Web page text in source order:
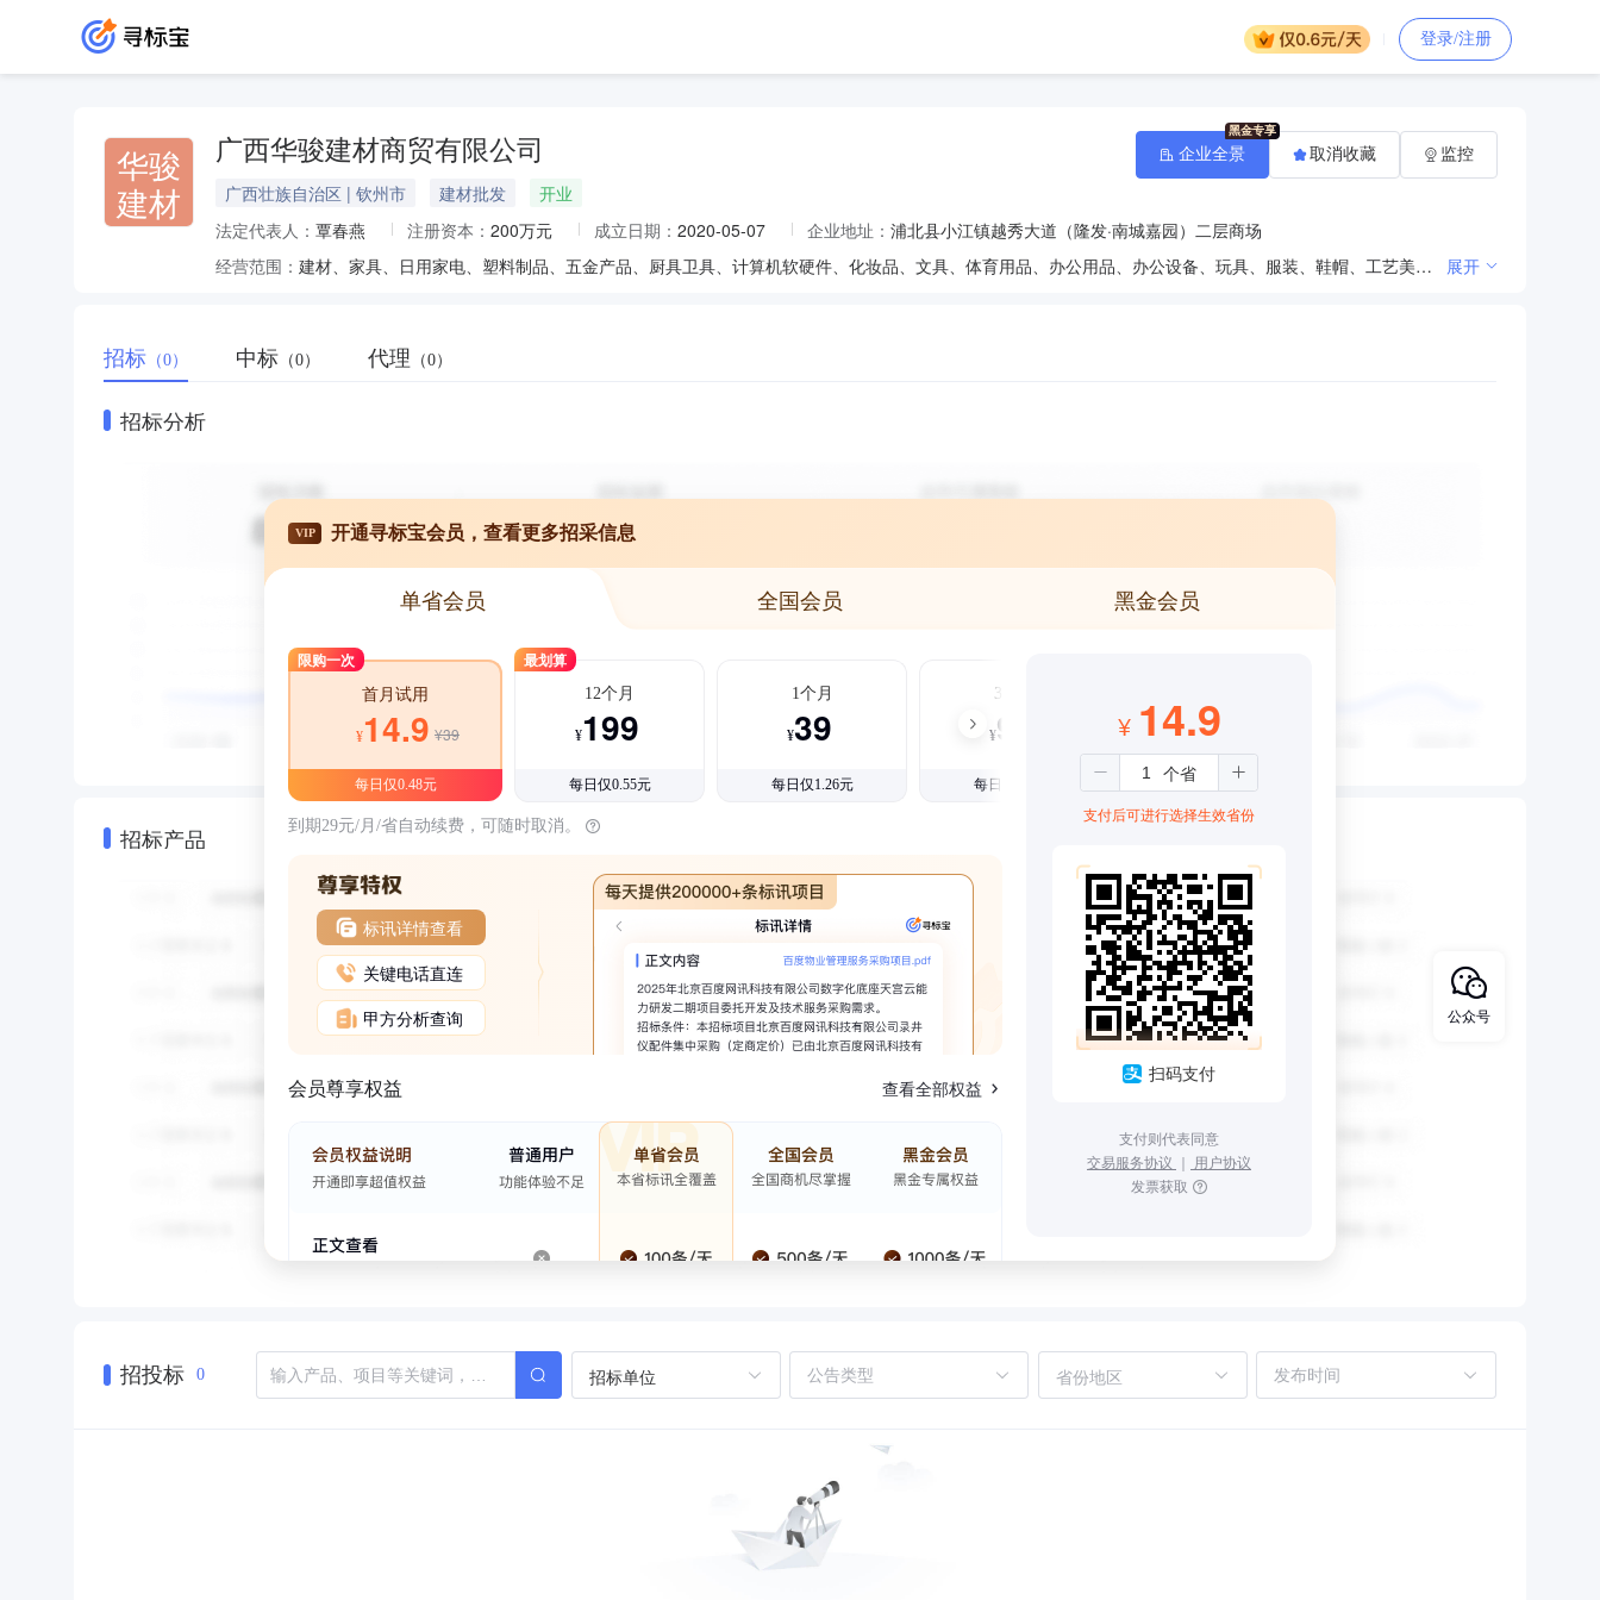
登录/注册
华骏
建材
广西华骏建材商贸有限公司
广西壮族自治区 | 钦州市 建材批发
开业
法定代表人： 覃春燕 注册资本： 200万元 成立日期： 2020-05-07 企业地址： 浦北县小江镇越秀大道（隆发·南城嘉园）二层商场
经营范围：
建材、家具、日用家电、塑料制品、五金产品、厨具卫具、计算机软硬件、化妆品、文具、体育用品、办公用品、办公设备、玩具、服装、鞋帽、工艺美术品、日用百货、电子产品、针纺织品、皮革制品、乐器、农副产品的销售；互联网销售；增值电信业务；家政服务；广告制作、代理、发布服务；品牌设计；企业形象策划、展览服务；室内外装潢装饰服务；园林绿化工程施工；建筑工程；消防设施工程；建筑劳务分包；市政工程；城市道路工程。（依法须经批准的项目，经相关部门批准后方可开展经营活动。） 展开
企业全景 取消收藏 监控
招标 （0） 中标 （0） 代理 （0）
招标分析
招标产品
VIP 开通寻标宝会员，查看更多招采信息
单省会员 全国会员 黑金会员
限购一次
首月试用
¥14.9 ¥39
每日仅0.48元
最划算
12个月
¥199
每日仅0.55元
1个月
¥39
每日仅1.26元
3个月
¥99
每日仅1.08元
到期29元/月/省自动续费，可随时取消。
标讯详情查看
关键电话直连
甲方分析查询
会员尊享权益 查看全部权益
¥ 14.9
支付后可进行选择生效省份
扫码支付
支付则代表同意
交易服务协议 ｜ 用户协议
发票获取
招投标 0 招标单位 省份地区
公众号